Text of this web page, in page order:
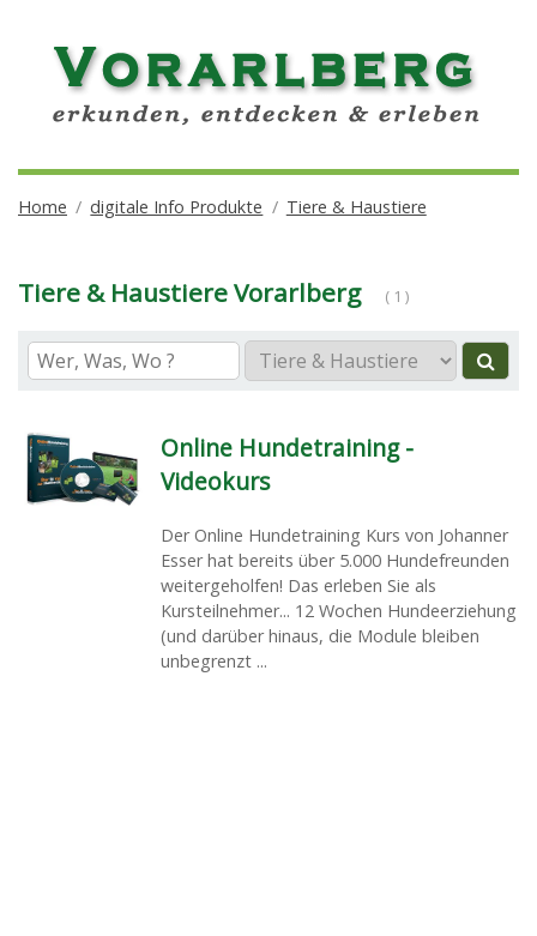
Home digitale Info Produkte Tiere & Haustiere
Tiere & Haustiere Vorarlberg ( 1 )
Online Hundetraining -
Videokurs
Der Online Hundetraining Kurs von Johanner
Esser hat bereits über 5.000 Hundefreunden
weitergeholfen! Das erleben Sie als
Kursteilnehmer... 12 Wochen Hundeerziehung
(und darüber hinaus, die Module bleiben
unbegrenzt ...